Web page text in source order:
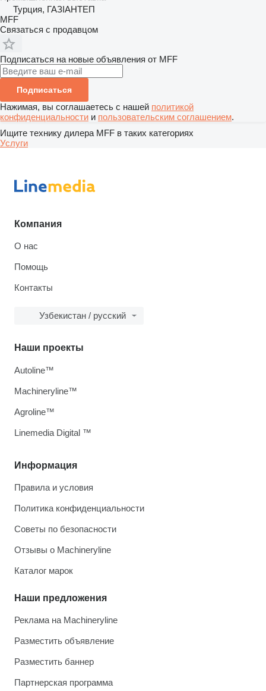
Турция, ГАЗІАНТЕП
MFF
Связаться с продавцом
Подписаться на новые объявления от MFF
Подписаться
Нажимая, вы соглашаетесь с нашей политикой
конфиденциальности и пользовательским соглашением.
Ищите технику дилера MFF в таких категориях
Услуги
Компания
О нас
Помощь
Контакты
Узбекистан / русский
Информация
Правила и условия
Политика конфиденциальности
Советы по безопасности
Отзывы о Machineryline
Каталог марок
Наши предложения
Реклама на Machineryline
Разместить объявление
Разместить баннер
Партнерская программа
Наши проекты
Autoline™
Machineryline™
Agroline™
Linemedia Digital ™